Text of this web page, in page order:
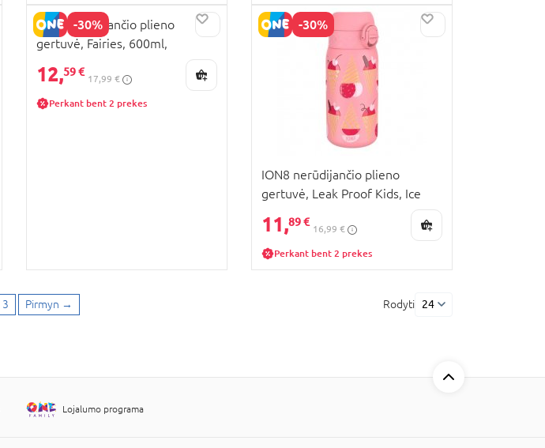
-30%
ION8 nerūdijančio plieno
gertuvė, Fairies, 600ml,
12,59 €
17,99 €
Perkant bent 2 prekes
-30%
ION8 nerūdijančio plieno
gertuvė, Leak Proof Kids, Ice
I8SS400PPICECR
11,89 €
16,99 €
Perkant bent 2 prekes
3 Pirmyn → Rodyti 24
Lojalumo programa